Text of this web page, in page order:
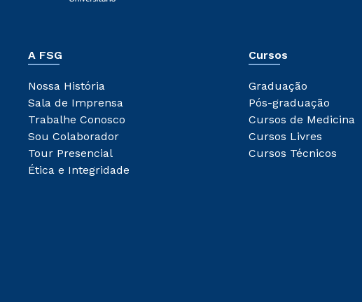
A FSG
Nossa História
Sala de Imprensa
Trabalhe Conosco
Sou Colaborador
Tour Presencial
Ética e Integridade
Cursos
Graduação
Pós-graduação
Cursos de Medicina
Cursos Livres
Cursos Técnicos